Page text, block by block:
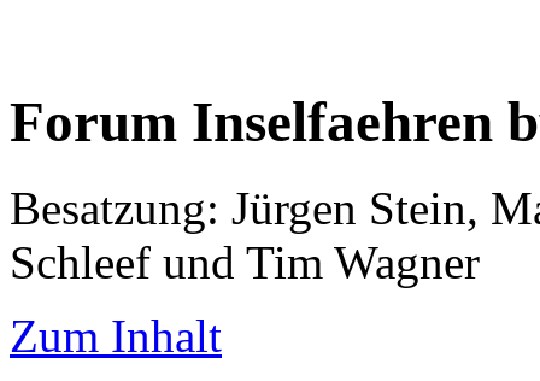
Forum Inselfaehren
Besatzung: Jürgen Stein,
Schleef und Tim Wagner
Zum Inhalt